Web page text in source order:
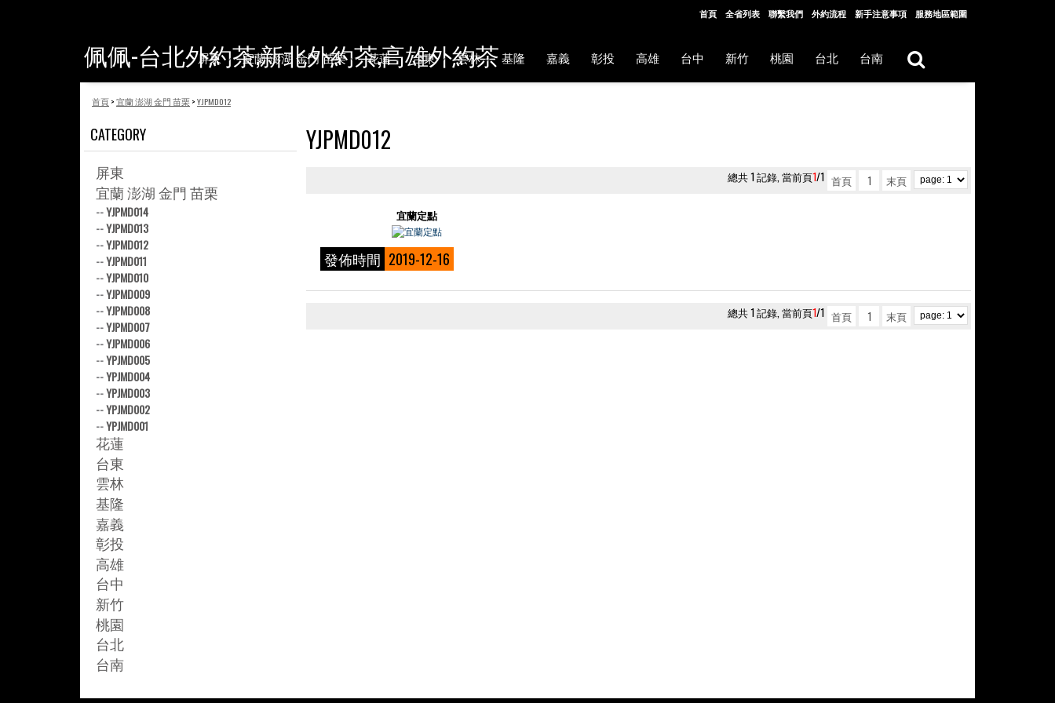
首頁 全省列表 聯繫我們 外約流程 新手注意事項 服務地區範圍
佩佩-台北外約茶,新北外約茶,高雄外約茶
屏東 宜蘭 澎湖 金門 苗栗 花蓮 台東 雲林 基隆 嘉義 彰投 高雄 台中 新竹 桃園 台北 台南
首頁>宜蘭 澎湖 金門 苗栗>YJPMD012
YJPMD012
總共 1 記錄, 當前頁1/1 首頁 1 末頁
宜蘭定點
發佈時間 2019-12-16
總共 1 記錄, 當前頁1/1 首頁 1 末頁
CATEGORY
屏東
宜蘭 澎湖 金門 苗栗
--YJPMD014
--YJPMD013
--YJPMD012
--YJPMD011
--YJPMD010
--YJPMD009
--YJPMD008
--YJPMD007
--YJPMD006
--YPJMD005
--YPJMD004
--YPJMD003
--YPJMD002
--YPJMD001
花蓮
台東
雲林
基隆
嘉義
彰投
高雄
台中
新竹
桃園
台北
台南